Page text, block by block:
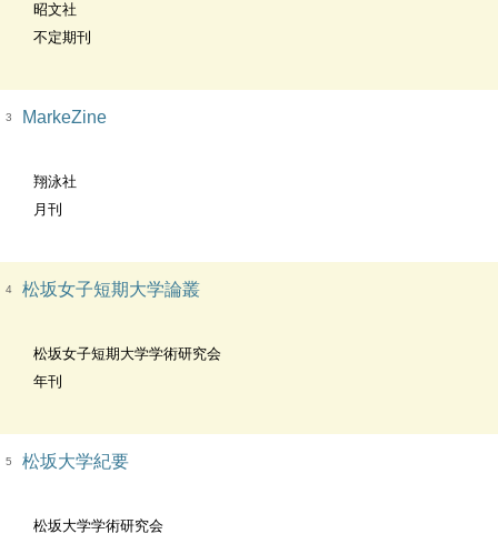
昭文社
不定期刊
3 MarkeZine
翔泳社
月刊
4 松坂女子短期大学論叢
松坂女子短期大学学術研究会
年刊
5 松坂大学紀要
松坂大学学術研究会